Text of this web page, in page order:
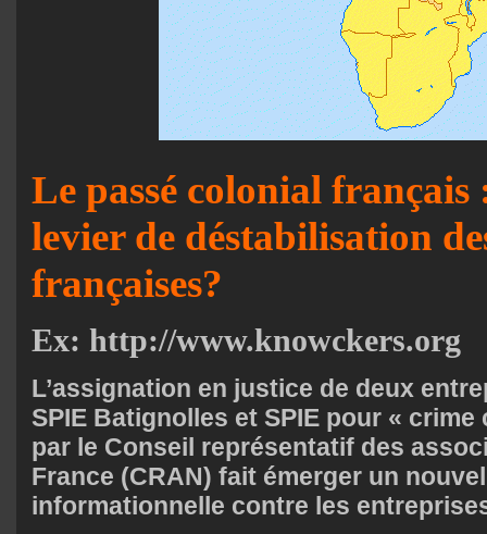
Le passé colonial français
levier de déstabilisation
françaises?
Ex: http://www.knowckers.org
L’assignation en justice de deux
SPIE Batignolles et SPIE pour « crime
par le Conseil représentatif des
France (CRAN) fait émerger un
informationnelle contre les